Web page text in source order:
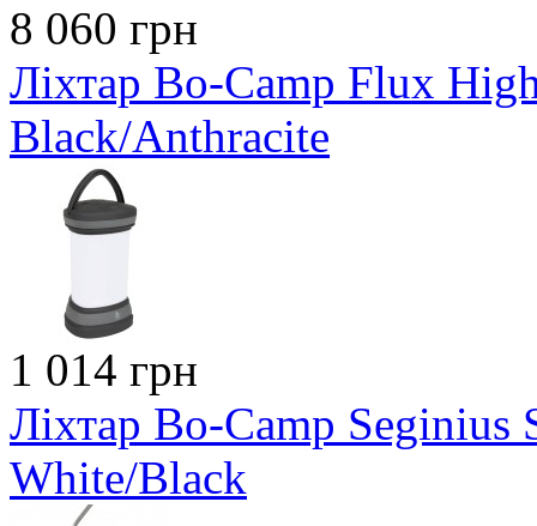
8 060 грн
Ліхтар Bo-Camp Flux
Black/Anthracite
1 014 грн
Ліхтар Bo-Camp Seginius
White/Black